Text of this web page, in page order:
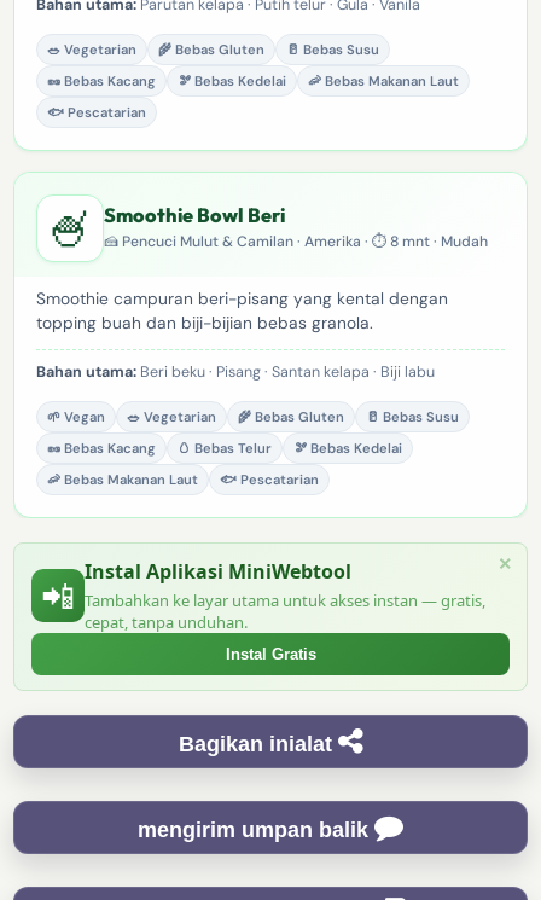
Bahan utama:Parutan kelapa · Putih telur · Gula · Vanila
🥗 Vegetarian 🌾 Bebas Gluten
🥛 Bebas Susu
🥜 Bebas Kacang
🫘 Bebas Kedelai
🦐 Bebas Makanan Laut
🐟 Pescatarian
🍧 Smoothie Bowl Beri
🍰 Pencuci Mulut & Camilan · Amerika · ⏱ 8 mnt · Mudah
Smoothie campuran beri-pisang yang kental dengan
topping buah dan biji-bijian bebas granola.
Bahan utama:Beri beku · Pisang · Santan kelapa · Biji labu
🌱 Vegan 🥗 Vegetarian 🌾 Bebas Gluten
🥛 Bebas Susu
🥜 Bebas Kacang
🥚 Bebas Telur
🫘 Bebas Kedelai
🦐 Bebas Makanan Laut
🐟 Pescatarian
📲
Instal Aplikasi MiniWebtool
Tambahkan ke layar utama untuk akses instan — gratis,
cepat, tanpa unduhan.
Instal Gratis
×
Bagikan inialat
mengirim umpan balik